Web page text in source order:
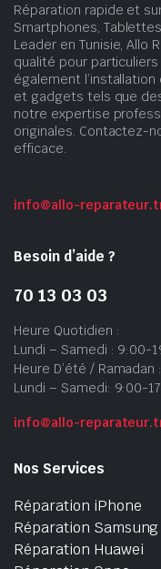
Réparation rapide et
Smartphones,
Leader en Tunisie, Allo
qualité pour
également
et gadgets tels que
notre expertise
originales. Contactez-
efficace.
info@allo-
Besoin d’aide ?
70 13 03 03
Heure Quotidien :
Lundi – Samedi : 9:00-
Heure D’été / Ramadan :
Lundi – Samedi: 9:00-
info@allo-
Nos Services
Réparation iPhone
Réparation Samsung
Réparation Huawei